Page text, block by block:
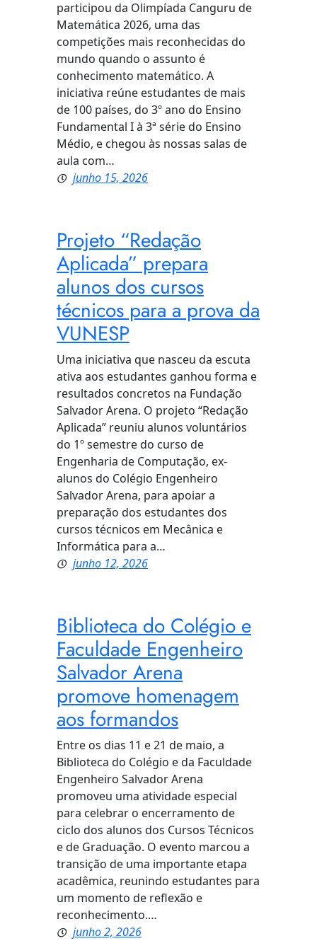
participou da Olimpíada Canguru de
Matemática 2026, uma das
competições mais reconhecidas do
mundo quando o assunto é
conhecimento matemático. A
iniciativa reúne estudantes de mais
de 100 países, do 3º ano do Ensino
Fundamental I à 3ª série do Ensino
Médio, e chegou às nossas salas de
aula com…
junho 15, 2026
Projeto “Redação
Aplicada” prepara
alunos dos cursos
técnicos para a prova da
VUNESP
Uma iniciativa que nasceu da escuta
ativa aos estudantes ganhou forma e
resultados concretos na Fundação
Salvador Arena. O projeto “Redação
Aplicada” reuniu alunos voluntários
do 1º semestre do curso de
Engenharia de Computação, ex-
alunos do Colégio Engenheiro
Salvador Arena, para apoiar a
preparação dos estudantes dos
cursos técnicos em Mecânica e
Informática para a…
junho 12, 2026
Biblioteca do Colégio e
Faculdade Engenheiro
Salvador Arena
promove homenagem
aos formandos
Entre os dias 11 e 21 de maio, a
Biblioteca do Colégio e da Faculdade
Engenheiro Salvador Arena
promoveu uma atividade especial
para celebrar o encerramento de
ciclo dos alunos dos Cursos Técnicos
e de Graduação. O evento marcou a
transição de uma importante etapa
acadêmica, reunindo estudantes para
um momento de reflexão e
reconhecimento.…
junho 2, 2026